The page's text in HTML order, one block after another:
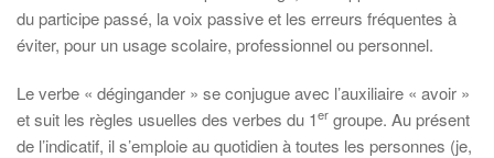
du participe passé, la voix passive et les erreurs fréquentes à
éviter, pour un usage scolaire, professionnel ou personnel.
Le verbe « dégingander » se conjugue avec l’auxiliaire « avoir »
et suit les règles usuelles des verbes du 1er groupe. Au présent
de l’indicatif, il s’emploie au quotidien à toutes les personnes (je,